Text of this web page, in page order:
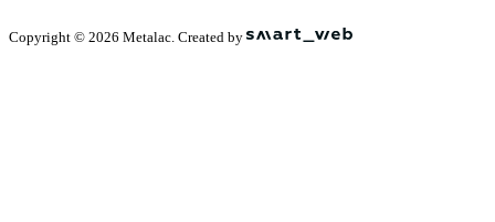
Copyright © 2026 Metalac. Created by